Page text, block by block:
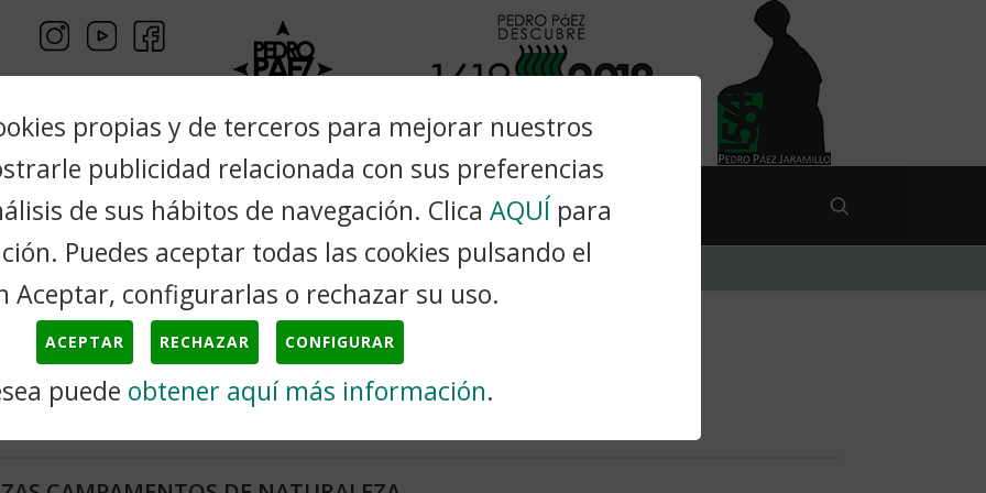
propias y de terceros para mejorar nuestros
publicidad relacionada con sus preferencias
de sus hábitos de navegación. Clica AQUÍpara
Puedes aceptar todas las cookies pulsando el
Aceptar, configurarlas o rechazar su uso.
ACEPTAR RECHAZAR CONFIGURAR
puede obtener aquí más información.
Trámites Cultura Turismo Ciudadanos